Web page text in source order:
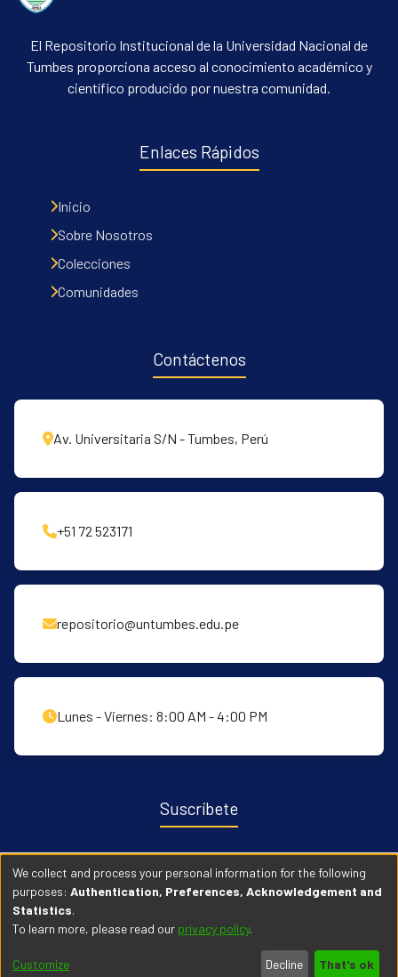
Communities & Collections
All of DSpace
Statistics
Contacto
El Repositorio Institucional de la Universidad Nacional de
Tumbes proporciona acceso al conocimiento académico y
científico producido por nuestra comunidad.
Enlaces Rápidos
Inicio
Sobre Nosotros
Colecciones
Comunidades
Contáctenos
Av. Universitaria S/N - Tumbes, Perú
+51 72 523171
repositorio@untumbes.edu.pe
Lunes - Viernes: 8:00 AM - 4:00 PM
Suscríbete
Recibe notificaciones sobre nuevas publicaciones y eventos
relacionados con el repositorio. ingresa Aqui →
We collect and process your personal information for the following
purposes: Authentication, Preferences, Acknowledgement and
Statistics.
To learn more, please read our privacy policy.
Customize Decline That's ok